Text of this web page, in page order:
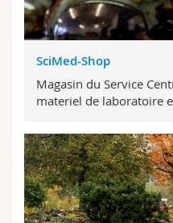
SciMed-Shop
Magasin du Service
materiel de laboratoire